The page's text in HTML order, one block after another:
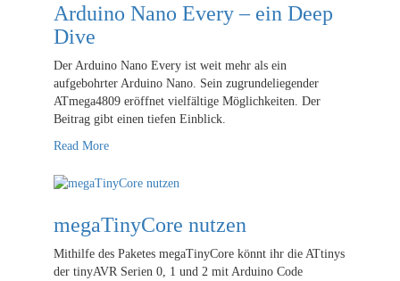
Arduino Nano Every – ein Deep
Dive
Der Arduino Nano Every ist weit mehr als ein
aufgebohrter Arduino Nano. Sein zugrundeliegender
ATmega4809 eröffnet vielfältige Möglichkeiten. Der
Beitrag gibt einen tiefen Einblick.
Read More
megaTinyCore nutzen
Mithilfe des Paketes megaTinyCore könnt ihr die ATtinys
der tinyAVR Serien 0, 1 und 2 mit Arduino Code